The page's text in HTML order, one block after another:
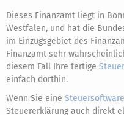
Dieses Finanzamt liegt in
Westfalen, und hat die
im Einzugsgebiet des
Finanzamt sehr
diesem Fall Ihre fertige
einfach dorthin.
Wenn Sie eine Steuersoftware
Steuererklärung auch direkt